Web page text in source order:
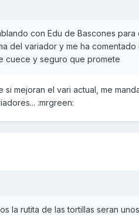
con Edu de Bascones
del variador y me ha
cuece y seguro que promete
si mejoran el vari actual, me
:mrgreen:
la rutita de las tortillas seran